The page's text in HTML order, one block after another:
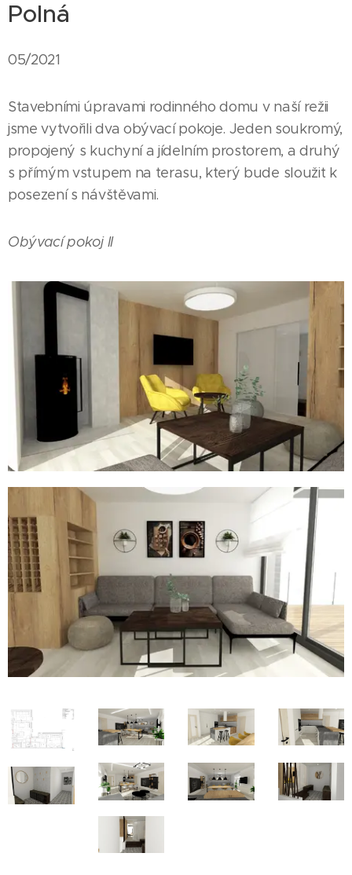
Polná
05/2021
Stavebními úpravami rodinného domu v naší režii
jsme vytvořili dva obývací pokoje. Jeden soukromý,
propojený s kuchyní a jídelním prostorem, a druhý
s přímým vstupem na terasu, který bude sloužit k
posezení s návštěvami.
Obývací pokoj II